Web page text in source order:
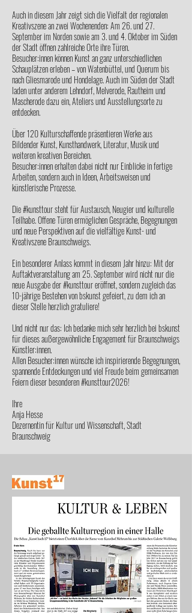
Auch in diesem Jahr zeigt sich die Vielfalt der regionalen
Kreativszene an zwei Wochenenden: Am 26. und 27.
September im Norden sowie am 3. und 4. Oktober im Süden
der Stadt öffnen zahlreiche Orte ihre Türen.
Besucher:innen können Kunst an ganz unterschiedlichen
Schauplätzen erleben – von Watenbüttel, und Querum bis
nach Gliesmarode und Hondelage. Auch im Süden der Stadt
laden unter anderem Lehndorf, Melverode, Rautheim und
Mascherode dazu ein, Ateliers und Ausstellungsorte zu
entdecken.
Über 120 Kulturschaffende präsentieren Werke aus
Bildender Kunst, Kunsthandwerk, Literatur, Musik und
weiteren kreativen Bereichen.
Besucher:innen erhalten dabei nicht nur Einblicke in fertige
Arbeiten, sondern auch in Ideen, Arbeitsweisen und
künstlerische Prozesse.
Die #kunsttour steht für Austausch, Neugier und kulturelle
Teilhabe. Offene Türen ermöglichen Gespräche, Begegnungen
und neue Perspektiven auf die vielfältige Kunst- und
Kreativszene Braunschweigs.
Ein besonderer Anlass kommt in diesem Jahr hinzu: Mit der
Auftaktveranstaltung am 25. September wird nicht nur die
neue Ausgabe der #kunsttour eröffnet, sondern zugleich das
10-jährige Bestehen von bskunst gefeiert, zu dem ich an
dieser Stelle herzlich gratuliere!
Und nicht nur das: Ich bedanke mich sehr herzlich bei bskunst
für dieses außergewöhnliche Engagement für Braunschweigs
Künstler:innen.
Allen Besucher:innen wünsche ich inspirierende Begegnungen,
spannende Entdeckungen und viel Freude beim gemeinsamen
Feiern dieser besonderen #kunsttour2026!
Ihre
Anja Hesse
Dezernentin für Kultur und Wissenschaft, Stadt
Braunschweig